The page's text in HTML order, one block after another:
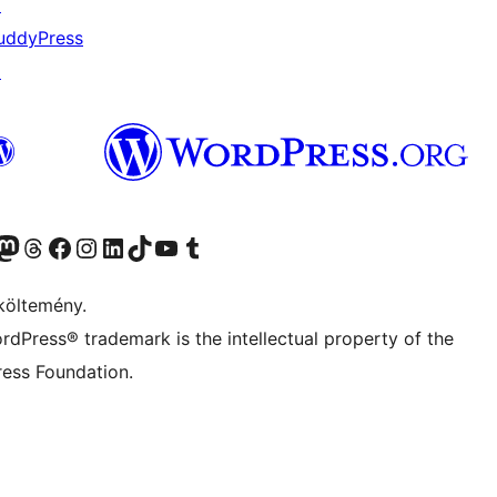
accountaccountcsatornánk
Visit our Threads account
Facebook oldalunk megtekintése
Visit our Instagram account
Visit our LinkedIn account
Visit our TikTok account
Visit our YouTube channel
Visit our Tumblr account
trademark is the intellectual property of the
Foundation.